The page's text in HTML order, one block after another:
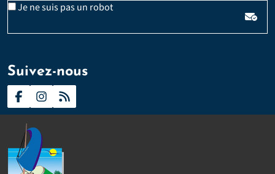
Je ne suis pas un robotVeuillez laisser ce champ vide :
Email
Suivez-nous
Contact